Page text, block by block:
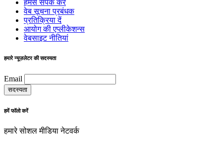
हमसे संपर्क करें
वेब सूचना प्रबंधक
प्रतिक्रिया दें
आयोग की एप्लीकेशन्स
वेबसाइट नीतियां
हमारे न्यूज़लेटर की सदस्यता
Email
हमें फॉलो करें
हमारे सोशल मीडिया नेटवर्क